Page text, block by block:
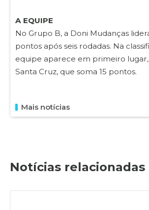
A EQUIPE
No Grupo B, a Doni Mudanças
pontos após seis rodadas. Na
equipe aparece em primeiro
Santa Cruz, que soma 15 pontos.
Mais notícias
Notícias relacionadas